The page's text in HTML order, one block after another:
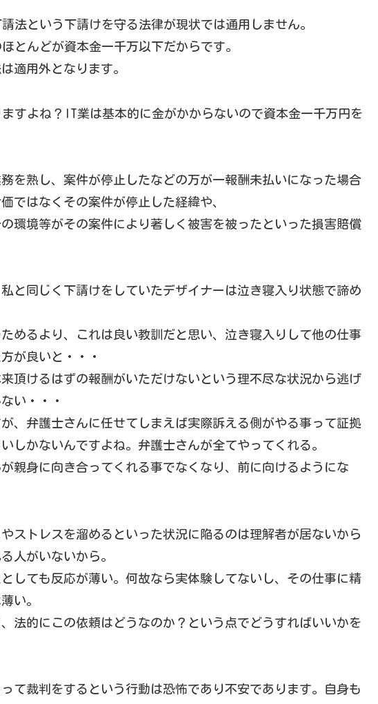
法という下請けを守る法律が現状では通用しません。
とんどが資本金一千万以下だからです。
適用外となります。
すよね？IT業は基本的に金がかからないので資本金一千万円を
を熟し、案件が停止したなどの万が一報酬未払いになった場合
ではなくその案件が停止した経緯や、
環境等がその案件により著しく被害を被ったといった損害賠償
と同じく下請けをしていたデザイナーは泣き寝入り状態で諦め
めるより、これは良い教訓だと思い、泣き寝入りして他の仕事
が良いと・・・
頂けるはずの報酬がいただけないという理不尽な状況から逃げ
い・・・
、弁護士さんに任せてしまえば実際訴える側がやる事って証拠
しかないんですよね。弁護士さんが全てやってくれる。
親身に向き合ってくれる事でなくなり、前に向けるようにな
ストレスを溜めるといった状況に陥るのは理解者が居ないから
人がいないから。
しても反応が薄い。何故なら実体験してないし、その仕事に精
い。
法的にこの依頼はどうなのか？という点でどうすればいいかを
て裁判をするという行動は恐怖であり不安であります。自身も